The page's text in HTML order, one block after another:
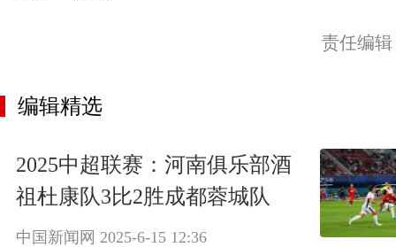
责任编
编辑精选
2025中超联赛：河南俱乐部酒
祖杜康队3比2胜成都蓉城队
中国新闻网 2025-6-15 12:36